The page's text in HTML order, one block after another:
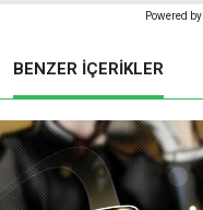
Powered by
BENZER İÇERİKLER